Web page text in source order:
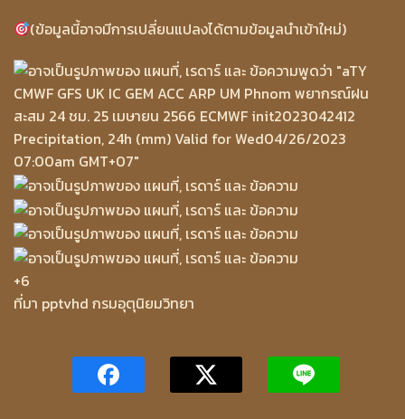
(ข้อมูลนี้อาจมีการเปลี่ยนแปลงได้ตามข้อมูลนำเข้าใหม่)
+6
ที่มา pptvhd กรมอุตุนิยมวิทยา